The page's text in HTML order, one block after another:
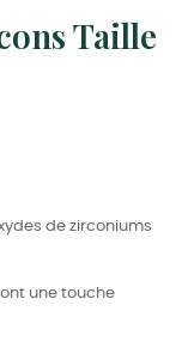
Taille
de zirconiums
une touche